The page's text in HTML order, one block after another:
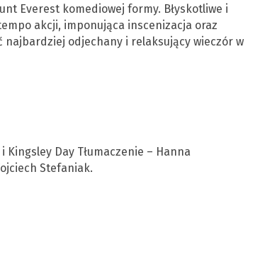
Everest komediowej formy. Błyskotliwe i
akcji, imponująca inscenizacja oraz
najbardziej odjechany i relaksujący wieczór w
Kingsley Day Tłumaczenie – Hanna
Stefaniak.